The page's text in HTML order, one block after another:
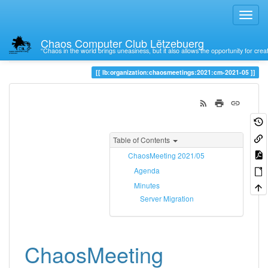
Chaos Computer Club Lëtzebuerg
“Chaos in the world brings uneasiness, but it also allows the opportunity for
Trace cm-2021-05
lb:organization:chaosmeetings:2021:cm-2021-05
Table of Contents
ChaosMeeting 2021/05
Agenda
Minutes
Server Migration
ChaosMeeting